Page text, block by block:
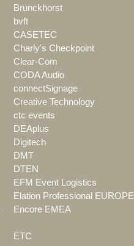
Brunckhorst
bvft
CASETEC
Charly's Checkpoint
Clear-Com
CODA Audio
connectSignage
Creative Technology
ctc events
DEAplus
Digitech
DMT
DTEN
EFM Event Logistics
Elation Professional EUROPE
Encore EMEA
ETC